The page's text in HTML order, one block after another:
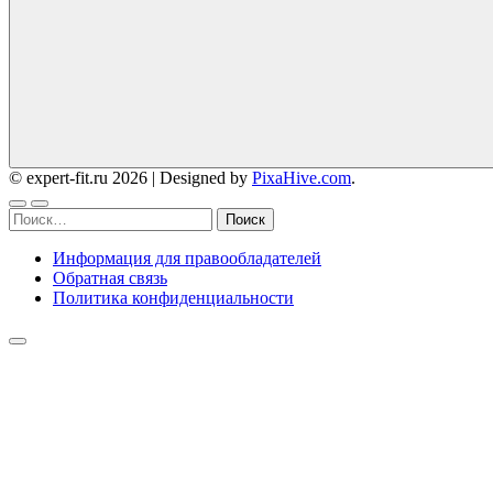
© expert-fit.ru 2026 | Designed by PixaHive.com.
Найти:
Информация для правообладателей
Обратная связь
Политика конфиденциальности